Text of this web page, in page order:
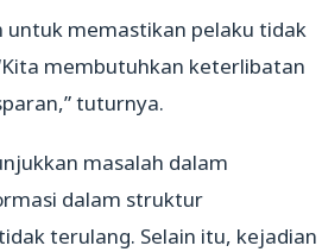
untuk memastikan pelaku tidak
membutuhkan keterlibatan
tuturnya.
masalah dalam
dalam struktur
terulang. Selain itu, kejadian